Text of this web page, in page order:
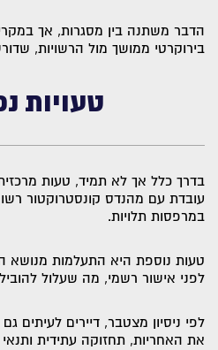
הדבר משתנה בין מסגרות, אך
בירוקרטי ממושך מול הרשויות,
טעויות
בדרך כלל אך לא תמיד, טעות
עובדת עם מהנדס קונסטרוקטור
במרפסות תלויות.
טעות נוספת היא התעלמות מנושא
לפני אישור רשמי, מה שעלול
לפי ניסיון מצטבר, דיירים לעיתים
את האחריות, תחזוקה עתידית